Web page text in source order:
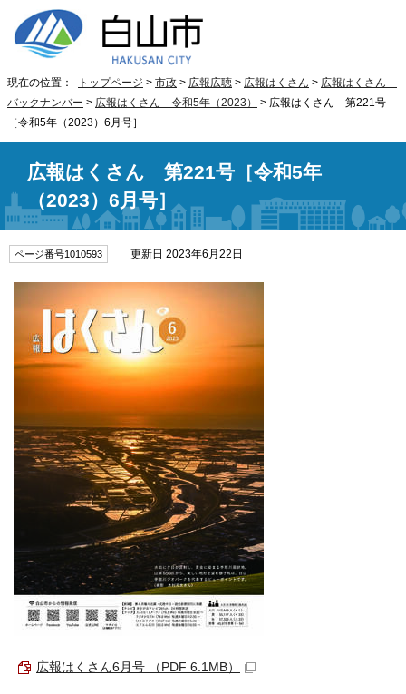
現在の位置： トップページ > 市政 > 広報広聴 > 広報はくさん > 広報はくさん
バックナンバー > 広報はくさん 令和5年（2023）
> 広報はくさん 第221号
［令和5年（2023）6月号］
広報はくさん 第221号［令和5年
（2023）6月号］
ページ番号1010593 更新日 2023年6月22日
広報はくさん6月号 （PDF 6.1MB）